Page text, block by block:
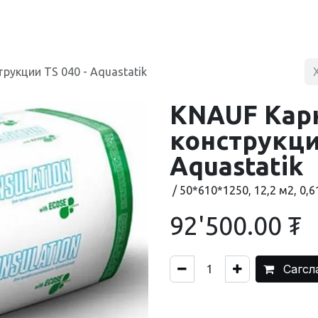
TS 040 - Aquastatik
KNAUF
Aquastatik
/ 50*610*1250, 12,2 м2,
92'500.00 ₮